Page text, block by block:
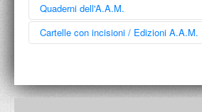
Massimo | Maxime Ketoff
Percorsi tra architettura, arte e tecnica con Marie
architecture, art et technique avec Marie Pet…
Gangemi Editore / A.A.M. / 2020
Percorsi interni
Edizioni Kappa / A.A.M. / 1991
Giuseppe Vaccaro
Quaderni dell'A.A.M.
Cartelle con incisioni / Edizioni A.A.M.